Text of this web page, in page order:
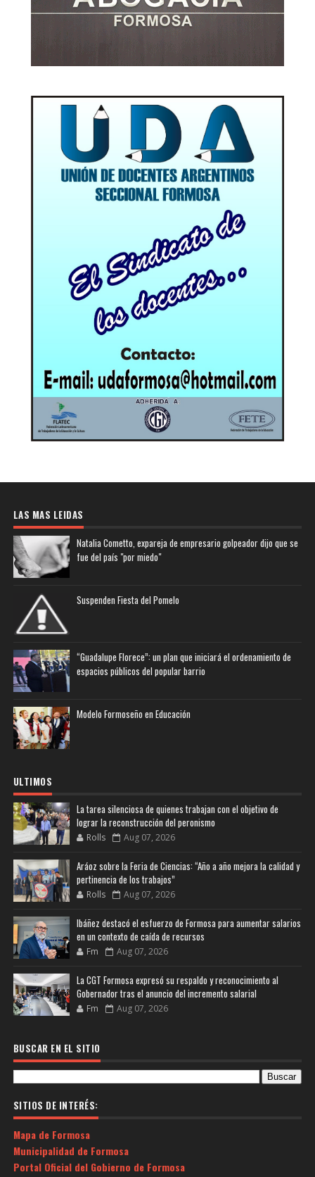
LAS MAS LEIDAS
Natalia Cometto, expareja de empresario golpeador dijo que se
fue del país "por miedo"
Suspenden Fiesta del Pomelo
“Guadalupe Florece”: un plan que iniciará el ordenamiento de
espacios públicos del popular barrio
Modelo Formoseño en Educación
ULTIMOS
La tarea silenciosa de quienes trabajan con el objetivo de
lograr la reconstrucción del peronismo
Rolls Aug 07, 2026
Aráoz sobre la Feria de Ciencias: “Año a año mejora la calidad y
pertinencia de los trabajos”
Rolls Aug 07, 2026
Ibáñez destacó el esfuerzo de Formosa para aumentar salarios
en un contexto de caída de recursos
Fm Aug 07, 2026
La CGT Formosa expresó su respaldo y reconocimiento al
Gobernador tras el anuncio del incremento salarial
Fm Aug 07, 2026
BUSCAR EN EL SITIO
SITIOS DE INTERÉS:
Mapa de Formosa
Municipalidad de Formosa
Portal Oficial del Gobierno de Formosa